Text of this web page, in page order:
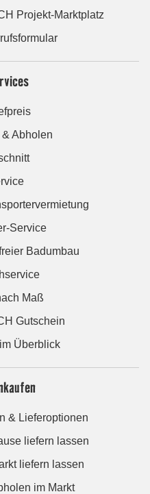
Projekt-Marktplatz
Abholen
Service
Badumbau
Maß
Gutschein
Überblick
& Lieferoptionen
liefern lassen
liefern lassen
im Markt